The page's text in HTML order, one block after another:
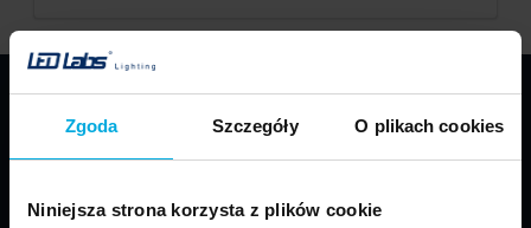
Zgoda Szczegóły O plikach cookies
Niniejsza strona korzysta z plików cookie
Zasilacze Sterowniki